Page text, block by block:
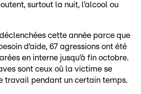
surtout la nuit, l’alcool ou
cette année parce que
d’aide, 67 agressions ont été
en interne jusqu’à fin octobre.
sont ceux où la victime se
travail pendant un certain temps.